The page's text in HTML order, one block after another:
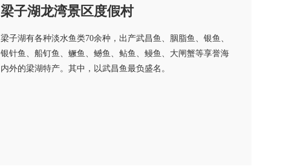
梁子湖龙湾景区度假村
梁子湖有各种淡水鱼类70余种，出产武昌鱼、胭脂鱼、银鱼、
银针鱼、船钉鱼、鳜鱼、鳡鱼、鲇鱼、鳗鱼、大闸蟹等享誉海
内外的梁湖特产。其中，以武昌鱼最负盛名。